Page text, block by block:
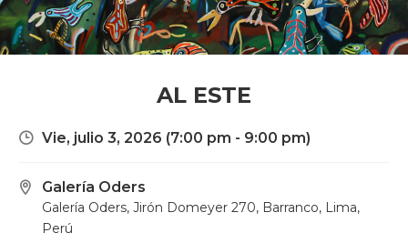
AL ESTE
Vie, julio 3, 2026 (7:00 pm - 9:00 pm)
Galería Oders
Galería Oders, Jirón Domeyer 270, Barranco, Lima,
Perú